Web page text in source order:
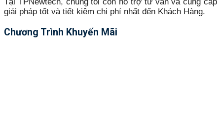
giải pháp tốt và tiết kiệm chi phí nhất đến Khách Hàng.
Chương Trình Khuyến Mãi